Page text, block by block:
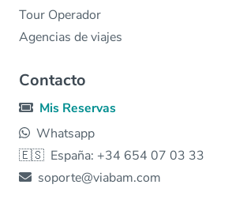
Tour Operador
Agencias de viajes
Contacto
Mis Reservas
Whatsapp
🇪🇸 España: +34 654 07 03 33
soporte@viabam.com